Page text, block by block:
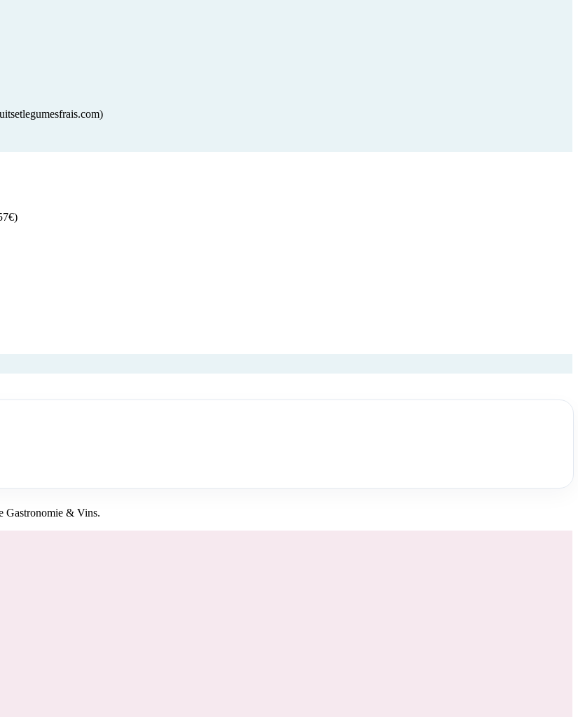
Gastronomie & Vins.